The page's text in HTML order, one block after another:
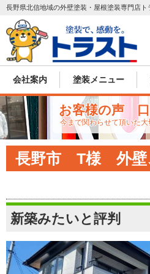
長野県北信地域の外壁塗装・屋根塗装専門店ト
会社案内 塗装メニュー
お客様の声 口
今まで関わらせて頂いた
長野市 T様 外壁
新築みたいと評判